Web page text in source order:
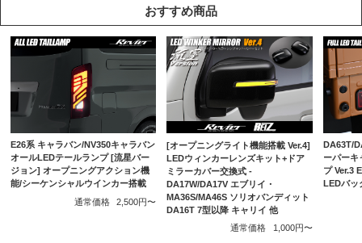
おすすめ商品
E26系 キャラバン/NV350キャラバン
オールLEDテールランプ [流星バー
ジョン] オープニングアクション機
能/シーケンシャルウインカー搭載
通常価格
2,500円〜
[オープニングライト機能搭載 Ver.4]
LEDウィンカーレンズキット+ドア
ミラーカバー交換式 -
DA17W/DA17V エブリイ・
MA36S/MA46S ソリオバンディット
DA16T 7型以降 キャリイ 他
通常価格
1,000円〜
DA63T/
ーパーキ
プ Ver.3
LEDバッ